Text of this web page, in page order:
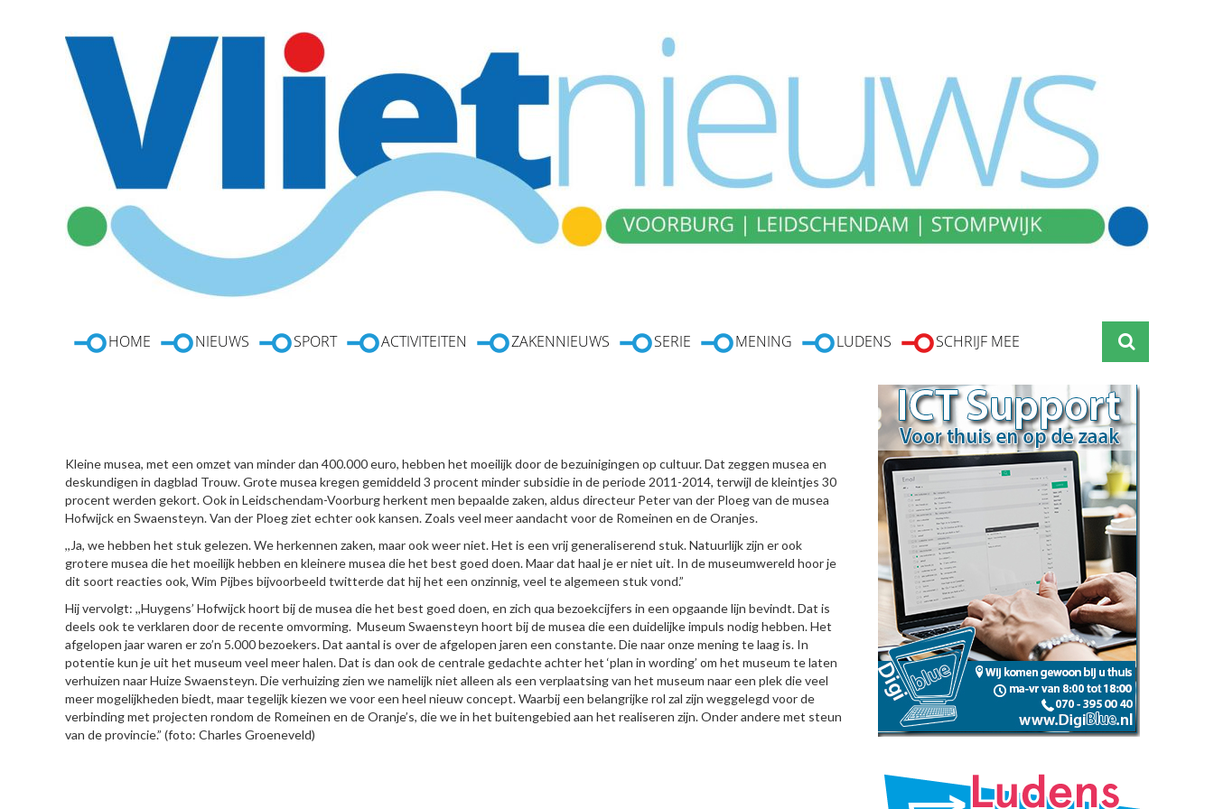
HOME NIEUWS SPORT ACTIVITEITEN ZAKENNIEUWS SERIE MENING LUDENS SCHRIJF MEE
Kleine musea, met een omzet van minder dan 400.000 euro, hebben het moeilijk door de bezuinigingen op cultuur. Dat zeggen musea en
deskundigen in dagblad Trouw. Grote musea kregen gemiddeld 3 procent minder subsidie in de periode 2011-2014, terwijl de kleintjes 30
procent werden gekort. Ook in Leidschendam-Voorburg herkent men bepaalde zaken, aldus directeur Peter van der Ploeg van de musea
Hofwijck en Swaensteyn. Van der Ploeg ziet echter ook kansen. Zoals veel meer aandacht voor de Romeinen en de Oranjes.
,,Ja, we hebben het stuk gelezen. We herkennen zaken, maar ook weer niet. Het is een vrij generaliserend stuk. Natuurlijk zijn er ook
grotere musea die het moeilijk hebben en kleinere musea die het best goed doen. Maar dat haal je er niet uit. In de museumwereld hoor je
dit soort reacties ook, Wim Pijbes bijvoorbeeld twitterde dat hij het een onzinnig, veel te algemeen stuk vond.”
Hij vervolgt: ,,Huygens’ Hofwijck hoort bij de musea die het best goed doen, en zich qua bezoekcijfers in een opgaande lijn bevindt. Dat is
deels ook te verklaren door de recente omvorming. Museum Swaensteyn hoort bij de musea die een duidelijke impuls nodig hebben. Het
afgelopen jaar waren er zo’n 5.000 bezoekers. Dat aantal is over de afgelopen jaren een constante. Die naar onze mening te laag is. In
potentie kun je uit het museum veel meer halen. Dat is dan ook de centrale gedachte achter het ‘plan in wording’ om het museum te laten
verhuizen naar Huize Swaensteyn. Die verhuizing zien we namelijk niet alleen als een verplaatsing van het museum naar een plek die veel
meer mogelijkheden biedt, maar tegelijk kiezen we voor een heel nieuw concept. Waarbij een belangrijke rol zal zijn weggelegd voor de
verbinding met projecten rondom de Romeinen en de Oranje’s, die we in het buitengebied aan het realiseren zijn. Onder andere met steun
van de provincie.” (foto: Charles Groeneveld)